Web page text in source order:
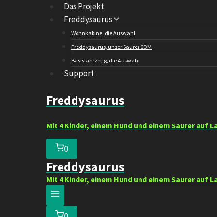
Das Projekt
Freddysaurus
Wohnkabine, die Auswahl
Freddysaurus, unser Saurer 6DM
Basisfahrzeug, die Auswahl
Support
Freddysaurus
Mit 4 Kinder, einem Hund und einem Saurer auf
0
Freddysaurus
Mit 4 Kinder, einem Hund und einem Saurer auf